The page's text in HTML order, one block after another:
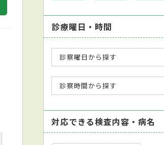
診療曜日・時間
診察曜日から探す
診察時間から探す
対応できる検査内容・病名